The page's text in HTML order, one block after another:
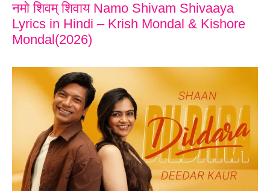
नमो शिवम् शिवाय Namo Shivam Shivaaya
Lyrics in Hindi – Krish Mondal & Kishore
Mondal(2026)